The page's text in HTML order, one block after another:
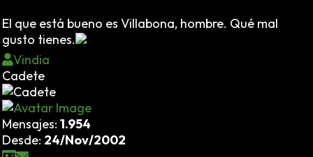
El que está bueno es Villabona, hombre. Qué mal
gusto tienes.
Vindia
Cadete
Mensajes: 1.954
Desde: 24/Nov/2002